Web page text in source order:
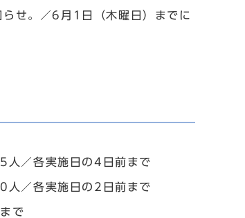
せ。／6月1日（木曜日）までに
／各実施日の4日前まで
／各実施日の2日前まで
で